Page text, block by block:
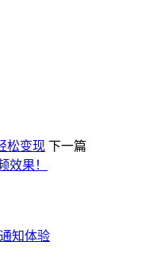
松变现 下一篇
效果！
知体验